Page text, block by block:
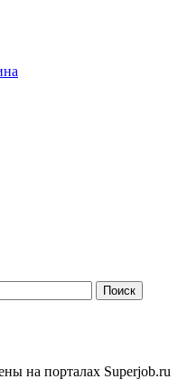
на порталах Superjob.ru